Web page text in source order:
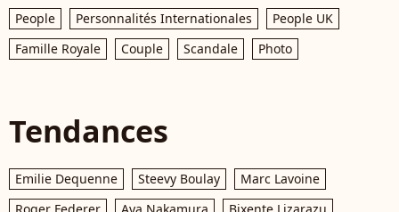
People Personnalités Internationales
People UK
Famille Royale
Couple Scandale Photo
Tendances
Emilie Dequenne Steevy Boulay
Marc Lavoine